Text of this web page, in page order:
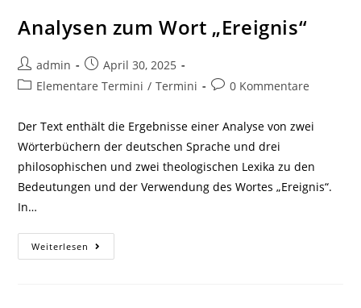
Analysen zum Wort „Ereignis“
Beitrags-
Autor:
admin
Beitrag
veröffentlicht:
April 30, 2025
Beitrags-
Elementare Termini / Termini
Beitrags-
0 Kommentare
Der Text enthält die Ergebnisse einer Analyse von zwei
Wörterbüchern der deutschen Sprache und drei
philosophischen und zwei theologischen Lexika zu den
Bedeutungen und der Verwendung des Wortes „Ereignis“.
In…
Weiterlesen Analysen
Zum